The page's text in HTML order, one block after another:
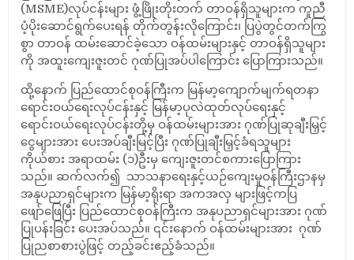
(MSME)လုပ်ငန်းများ ဖွံ့ဖြိုးတိုးတက် တာဝန်ရှိသူများက ကူညီ
ပံ့ပိုးဆောင်ရွက်ပေးရန် တိုက်တွန်းလိုကြောင်း၊ ပြပွဲတွင်တက်ကြွ
စွာ တာဝန် ထမ်းဆောင်ခဲ့သော ဝန်ထမ်းများနှင့် တာဝန်ရှိသူများ
ကို အထူးကျေးဇူးတင် ဂုဏ်ပြုအပ်ပါကြောင်း ပြောကြားသည်။
ထို့နောက် ပြည်ထောင်စုဝန်ကြီးက မြန်မာ့ကျောက်မျက်ရတနာ
ရောင်းဝယ်ရေးလုပ်ငန်းနှင့် မြန်မာ့ပုလဲထုတ်လုပ်ရေးနှင့်
ရောင်းဝယ်ရေးလုပ်ငန်းတို့မှ ဝန်ထမ်းများအား ဂုဏ်ပြုဆုချီးမြှင့်
ငွေများအား ပေးအပ်ချီးမြင့်ပြီး ဂုဏ်ပြုချီးမြှင့်ခံရသူများ
ကိုယ်စား အရာထမ်း (၁)ဦးမှ ကျေးဇူးတင်စကားပြောကြား
သည်။ ဆက်လက်၍ သာသနာရေးနှင့်ယဉ်ကျေးမှုဝန်ကြီးဌာနမှ
အနုပညာရှင်များက မြန်မာ့ရိုးရာ အကအလှ များဖြင့်ကပြ
ဖျော်ဖြေပြီး ပြည်ထောင်စုဝန်ကြီးက အနုပညာရှင်များအား ဂုဏ်
ပြုပန်းခြင်း ပေးအပ်သည်။ ၎င်း‌နောက် ဝန်ထမ်းများအား ဂုဏ်
ပြုညစာစားပွဲဖြင့် တည့်ခင်းဧည့်ခံသည်။